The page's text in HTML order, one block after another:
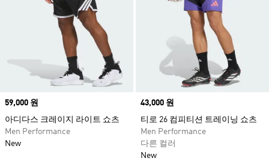
Price
59,000 원
아디다스 크레이지 라이트 쇼츠
Men Performance
New
Price
43,000 원
티로 26 컴피티션 트레이닝 쇼츠
Men Performance
다른 컬러
New